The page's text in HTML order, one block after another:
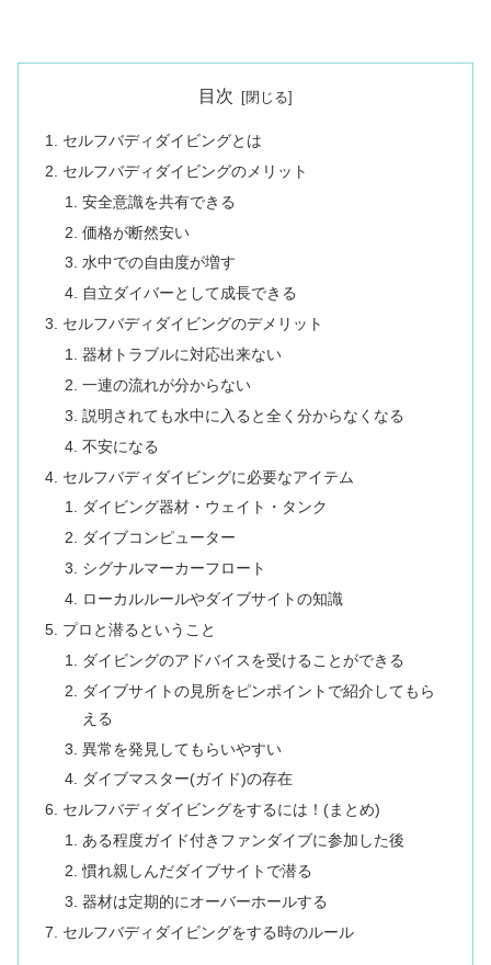
目次
セルフバディダイビングとは
セルフバディダイビングのメリット
安全意識を共有できる
価格が断然安い
水中での自由度が増す
自立ダイバーとして成長できる
セルフバディダイビングのデメリット
器材トラブルに対応出来ない
一連の流れが分からない
説明されても水中に入ると全く分からなくなる
不安になる
セルフバディダイビングに必要なアイテム
ダイビング器材・ウェイト・タンク
ダイブコンピューター
シグナルマーカーフロート
ローカルルールやダイブサイトの知識
プロと潜るということ
ダイビングのアドバイスを受けることができる
ダイブサイトの見所をピンポイントで紹介してもら
える
異常を発見してもらいやすい
ダイブマスター(ガイド)の存在
セルフバディダイビングをするには！(まとめ)
ある程度ガイド付きファンダイブに参加した後
慣れ親しんだダイブサイトで潜る
器材は定期的にオーバーホールする
セルフバディダイビングをする時のルール